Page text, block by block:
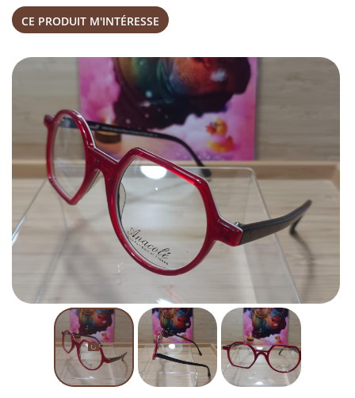
Accueil
Nos services
collection
Une
03 86 29 53
CE PRODUIT M'INTÉRESSE